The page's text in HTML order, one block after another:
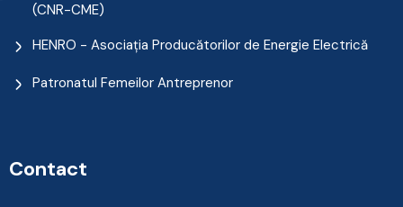
(CNR-CME)
HENRO - Asociația Producătorilor de Energie Electrică
Patronatul Femeilor Antreprenor
Contact